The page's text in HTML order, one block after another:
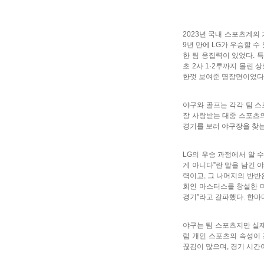
2023년 국내 스포츠계의
9년 만에 LG가 우승할 수
한 팀 응집력이 있었다.
초 2사 1·2루까지 몰린
한껏 보여준 명장면이었
야구와 골프는 각각 팀
장 사랑받는 대중 스포츠
경기를 보러 야구장을 찾
LG의 우승 과정에서 알
게 아니다”란 말을 남긴
력이고, 그 나머지의 반
회인 마스터스를 창설한
경기”라고 갈파했다. 한
야구는 팀 스포츠지만 실
럼 개인 스포츠의 속성이
끊김이 많으며, 경기 시간